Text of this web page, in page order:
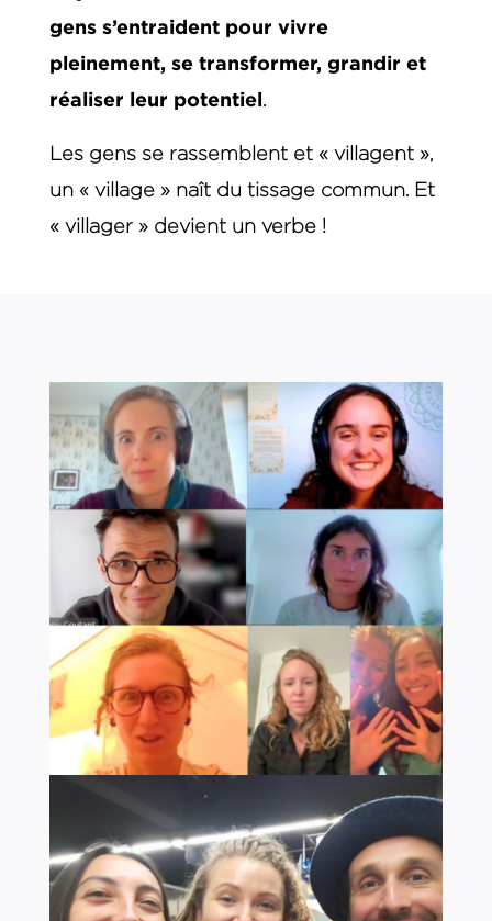
gens s’entraident pour vivre
pleinement, se transformer, grandir et
réaliser leur potentiel.
Les gens se rassemblent et « villagent »,
un « village » naît du tissage commun. Et
« villager » devient un verbe !